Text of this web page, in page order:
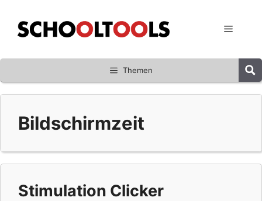
Inhalt
springen
Menü
Themen
Bildschirmzeit
Stimulation Clicker